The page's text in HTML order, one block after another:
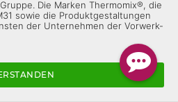
Die Marken Thermomix®, die
sowie die Produktgestaltungen
der Unternehmen der Vorwerk-